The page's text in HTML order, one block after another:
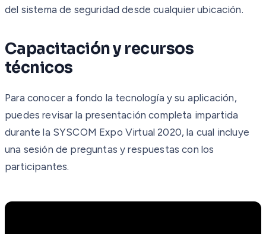
del sistema de seguridad desde cualquier ubicación.
Capacitación y recursos
técnicos
Para conocer a fondo la tecnología y su aplicación,
puedes revisar la presentación completa impartida
durante la SYSCOM Expo Virtual 2020, la cual incluye
una sesión de preguntas y respuestas con los
participantes.